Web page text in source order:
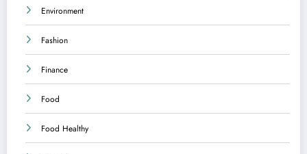
Environment
Fashion
Finance
Food
Food Healthy